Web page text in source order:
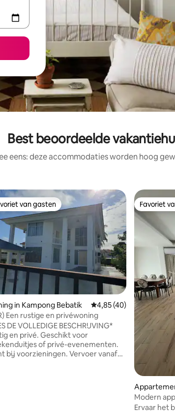
Best beoordeelde
eens: deze accommodaties worden hoog
van 5 uit 5, 8 recensies
van gasten
van gasten
in Kampong Bebatik Gemiddelde
4,85 (40)
Een rustige en privéwoning
DE VOLLEDIGE BESCHRIJVING*
en privé. Geschikt voor
of privé-evenementen.
voorzieningen. Vervoer vanaf
Favoriet
Favoriet
egawan
Modern
in het hart
Ervaar het